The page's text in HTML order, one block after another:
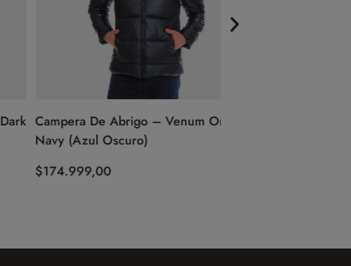
Campera De Abrigo – Venum Origins
Navy (Azul Oscuro)
174.999,00